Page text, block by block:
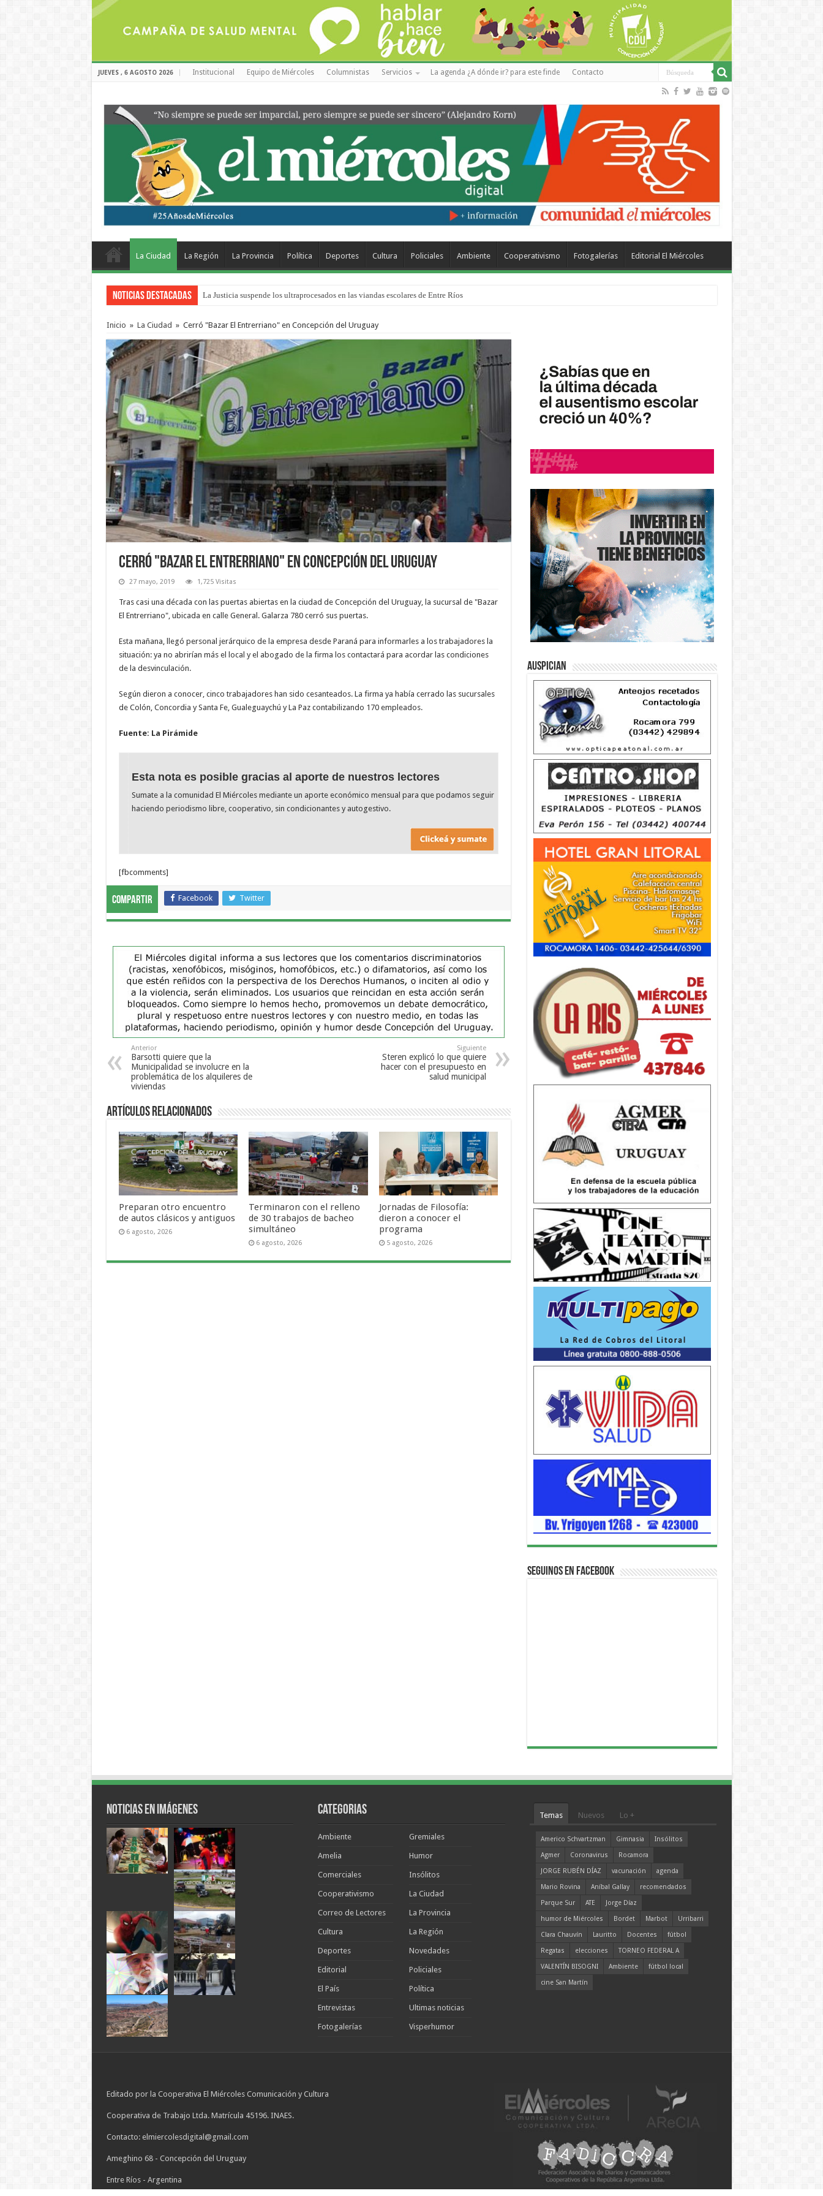
JUEVES , 6 AGOSTO 2026 Institucional Equipo de Miércoles Columnistas Servicios La agenda ¿A dónde ir? para este finde Contacto
La Ciudad La Región La Provincia Política Deportes Cultura Policiales Ambiente Cooperativismo Fotogalerías Editorial El Miércoles
Noticias Destacadas La Justicia suspende los ultraprocesados en las viandas escolares de Entre Ríos
Inicio » La Ciudad » Cerró "Bazar El Entrerriano" en Concepción del Uruguay
Cerró "Bazar El Entrerriano" en Concepción del Uruguay
27 mayo, 2019 1,725 Visitas
Tras casi una década con las puertas abiertas en la ciudad de Concepción del Uruguay, la sucursal de "Bazar
El Entrerriano", ubicada en calle General. Galarza 780 cerró sus puertas.
Esta mañana, llegó personal jerárquico de la empresa desde Paraná para informarles a los trabajadores la
situación: ya no abrirían más el local y el abogado de la firma los contactará para acordar las condiciones
de la desvinculación.
Según dieron a conocer, cinco trabajadores han sido cesanteados. La firma ya había cerrado las sucursales
de Colón, Concordia y Santa Fe, Gualeguaychú y La Paz contabilizando 170 empleados.
Fuente: La Pirámide
Esta nota es posible gracias al aporte de nuestros lectores
Sumate a la comunidad El Miércoles mediante un aporte económico mensual para que podamos seguir
haciendo periodismo libre, cooperativo, sin condicionantes y autogestivo.
[fbcomments]
Compartir Facebook Twitter
Anterior
Barsotti quiere que la
Municipalidad se involucre en la
problemática de los alquileres de
viviendas
Siguiente
Steren explicó lo que quiere
hacer con el presupuesto en
salud municipal
Artículos Relacionados
Preparan otro encuentro
de autos clásicos y antiguos
6 agosto, 2026
Terminaron con el relleno
de 30 trabajos de bacheo
simultáneo
6 agosto, 2026
Jornadas de Filosofía:
dieron a conocer el
programa
5 agosto, 2026
Auspician
Seguinos en Facebook
Noticias en Imágenes Categorias
Ambiente
Amelia
Comerciales
Cooperativismo
Correo de Lectores
Cultura
Deportes
Editorial
El País
Entrevistas
Fotogalerías
Gremiales
Humor
Insólitos
La Ciudad
La Provincia
La Región
Novedades
Policiales
Política
Ultimas noticias
Visperhumor
Temas Nuevos Lo +
Americo Schvartzman Gimnasia
Insólitos
Agmer
Coronavirus
Rocamora
JORGE RUBÉN DÍAZ
vacunación
agenda
Mario Rovina
Aníbal Gallay
recomendados
Parque Sur
ATE
Jorge Díaz
humor de Miércoles
Bordet Marbot
Urribarri
Clara Chauvín
Lauritto Docentes
fútbol
Regatas
elecciones
TORNEO FEDERAL A
VALENTÍN BISOGNI
Ambiente
fútbol local
cine San Martín
Editado por la Cooperativa El Miércoles Comunicación y Cultura
Cooperativa de Trabajo Ltda. Matrícula 45196. INAES.
Contacto: elmiercolesdigital@gmail.com
Ameghino 68 - Concepción del Uruguay
Entre Ríos - Argentina